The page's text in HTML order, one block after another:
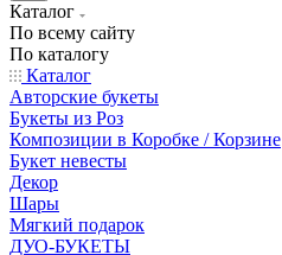
Каталог
По всему сайту
По каталогу
Каталог
Авторские букеты
Букеты из Роз
Композиции в Коробке / Корзине
Букет невесты
Декор
Шары
Мягкий подарок
ДУО-БУКЕТЫ